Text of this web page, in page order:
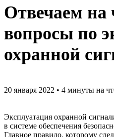
Отвечаем на
вопросы по
охранной
20 января 2022 • 4 минуты на
Эксплуатация охранной
в системе обеспечения
Главное правило, которому